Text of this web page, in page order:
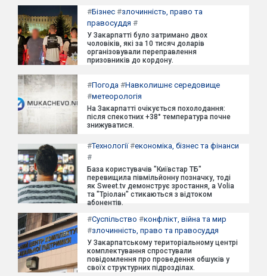
#Бізнес #злочинність, право та
правосуддя #
У Закарпатті було затримано двох
чоловіків, які за 10 тисяч доларів
організовували переправлення
призовників до кордону.
#Погода #Навколишнє середовище
#метеорологія
На Закарпатті очікується похолодання:
після спекотних +38° температура почне
знижуватися.
#Технології#економіка, бізнес та фінанси
#
База користувачів "Київстар ТБ"
перевищила півмільйонну позначку, тоді
як Sweet.tv демонструє зростання, а Volia
та "Тріолан" стикаються з відтоком
абонентів.
#Суспільство #конфлікт, війна та мир
#злочинність, право та правосуддя
У Закарпатському територіальному центрі
комплектування спростували
повідомлення про проведення обшуків у
своїх структурних підрозділах.